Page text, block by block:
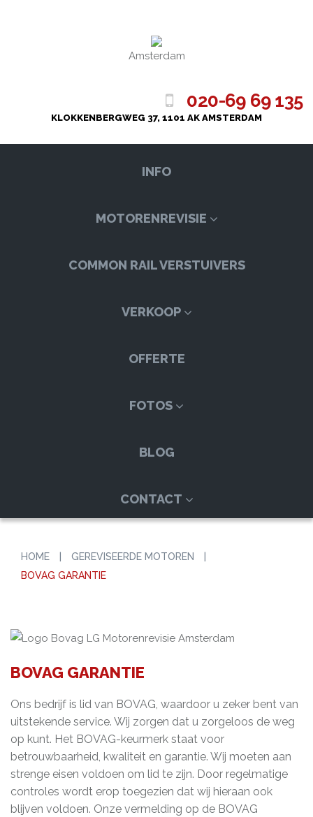
Amsterdam
020-69 69 135
KLOKKENBERGWEG 37, 1101 AK AMSTERDAM
INFO
MOTORENREVISIE
COMMON RAIL VERSTUIVERS
VERKOOP
OFFERTE
FOTOS
BLOG
CONTACT
HOME GEREVISEERDE MOTOREN
BOVAG GARANTIE
BOVAG GARANTIE
Ons bedrijf is lid van BOVAG, waardoor u zeker bent van
uitstekende service. Wij zorgen dat u zorgeloos de weg
op kunt. Het BOVAG-keurmerk staat voor
betrouwbaarheid, kwaliteit en garantie. Wij moeten aan
strenge eisen voldoen om lid te zijn. Door regelmatige
controles wordt erop toegezien dat wij hieraan ook
blijven voldoen. Onze vermelding op de BOVAG